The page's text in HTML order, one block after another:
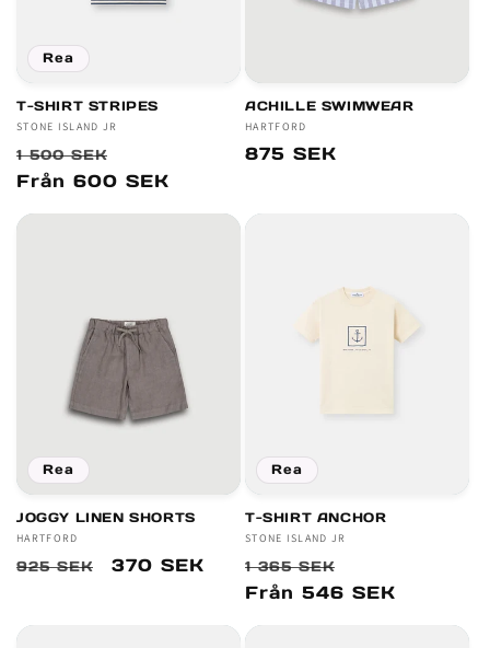
Rea
T-SHIRT STRIPES
Säljare:
STONE ISLAND JR
Ordinarie
pris
1 500 SEK
Försäljningspris
Från 600 SEK
ACHILLE SWIMWEAR
Säljare:
HARTFORD
Ordinarie
875 SEK
Rea
JOGGY LINEN SHORTS
Säljare:
HARTFORD
Ordinarie
925 SEK Försäljningspris
370 SEK
Rea
T-SHIRT ANCHOR
Säljare:
STONE ISLAND JR
Ordinarie
pris
1 365 SEK
Från 546 SEK